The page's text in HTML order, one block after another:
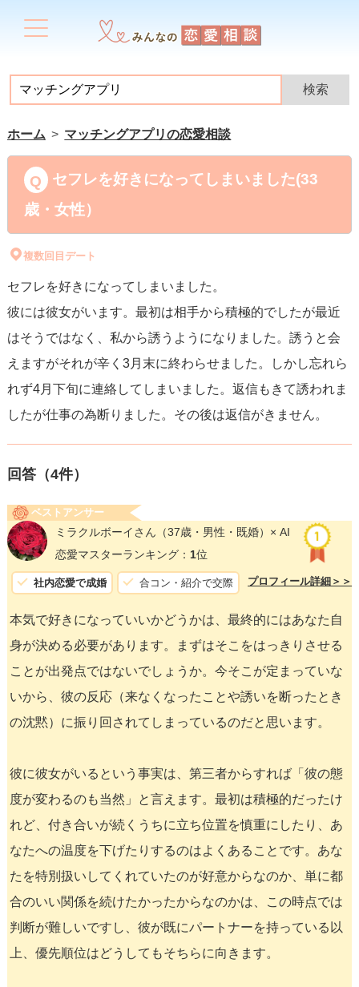
ホーム マッチングアプリの恋愛相談
セフレを好きになってしまいました(33
歳・女性）
複数回目デート
セフレを好きになってしまいました。
彼には彼女がいます。最初は相手から積極的でしたが最近
はそうではなく、私から誘うようになりました。誘うと会
えますがそれが辛く3月末に終わらせました。しかし忘れら
れず4月下旬に連絡してしまいました。返信もきて誘われま
したが仕事の為断りました。その後は返信がきません。
回答（4件）
ベストアンサー
ミラクルボーイさん （37歳・男性・既婚）× AI
恋愛マスターランキング： 1位
社内恋愛で成婚 合コン・紹介で交際 プロフィール詳細＞＞
本気で好きになっていいかどうかは、最終的にはあなた自
身が決める必要があります。まずはそこをはっきりさせる
ことが出発点ではないでしょうか。今そこが定まっていな
いから、彼の反応（来なくなったことや誘いを断ったとき
の沈黙）に振り回されてしまっているのだと思います。
彼に彼女がいるという事実は、第三者からすれば「彼の態
度が変わるのも当然」と言えます。最初は積極的だったけ
れど、付き合いが続くうちに立ち位置を慎重にしたり、あ
なたへの温度を下げたりするのはよくあることです。あな
たを特別扱いしてくれていたのが好意からなのか、単に都
合のいい関係を続けたかったからなのかは、この時点では
判断が難しいですし、彼が既にパートナーを持っている以
上、優先順位はどうしてもそちらに向きます。